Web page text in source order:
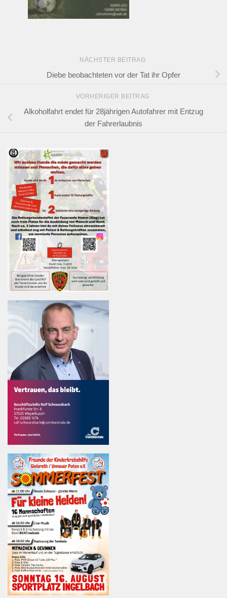
NÄCHSTER BEITRAG
Diebe beobachteten vor der Tat ihr Opfer
VORHERIGER BEITRAG
Alkoholfahrt endet für 28jährigen Autofahrer mit Entzug
der Fahrerlaubnis